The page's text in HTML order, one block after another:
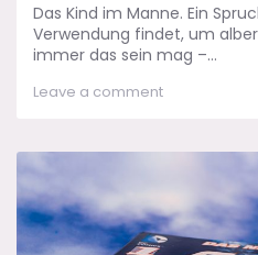
Das Kind im Manne. Ein
Verwendung findet, um
immer das sein mag –...
Leave a commenton
Der
Marvel